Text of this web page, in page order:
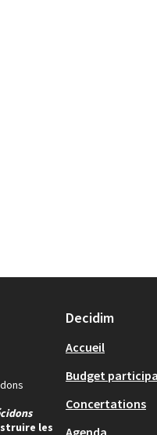
les
Decidim
Accueil
Budget
Concertations
Agenda